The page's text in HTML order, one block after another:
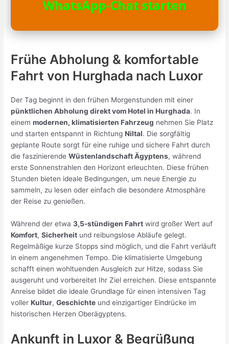
WhatsApp-Chat starten
Frühe Abholung & komfortable
Fahrt von Hurghada nach Luxor
Der Tag beginnt in den frühen Morgenstunden mit einer
pünktlichen Abholung direkt vom Hotel in Hurghada. In
einemmodernen, klimatisierten Fahrzeug nehmen Sie Platz
und starten entspannt in RichtungNiltal. Die sorgfältig
geplante Route sorgt für eine ruhige und sichere Fahrt durch
die faszinierendeWüstenlandschaft Ägyptens, während
erste Sonnenstrahlen den Horizont erleuchten. Diese frühen
Stunden bieten ideale Bedingungen, um neue Energie zu
sammeln, zu lesen oder einfach die besondere Atmosphäre
der Reise zu genießen.
Während der etwa3,5-stündigen Fahrt wird großer Wert auf
Komfort,Sicherheit und reibungslose Abläufe gelegt.
Regelmäßige kurze Stopps sind möglich, und die Fahrt verläuft
in einem angenehmen Tempo. Die klimatisierte Umgebung
schafft einen wohltuenden Ausgleich zur Hitze, sodass Sie
ausgeruht und vorbereitet Ihr Ziel erreichen. Diese entspannte
Anreise bildet die ideale Grundlage für einen intensiven Tag
vollerKultur,Geschichte und einzigartiger Eindrücke im
historischen Herzen Oberägyptens.
Ankunft in Luxor & Begrüßung